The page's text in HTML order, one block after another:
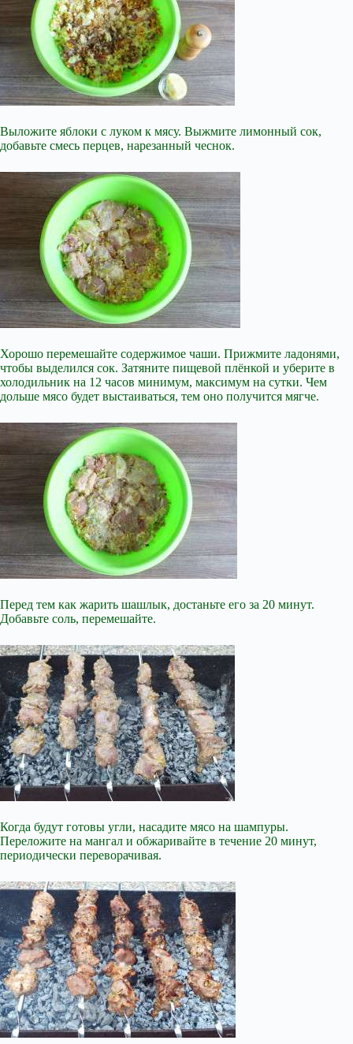
Выложите яблоки с луком к мясу. Выжмите лимонный сок,
добавьте смесь перцев, нарезанный чеснок.
Хорошо перемешайте содержимое чаши. Прижмите ладонями,
чтобы выделился сок. Затяните пищевой плёнкой и уберите в
холодильник на 12 часов минимум, максимум на сутки. Чем
дольше мясо будет выстаиваться, тем оно получится мягче.
Перед тем как жарить шашлык, достаньте его за 20 минут.
Добавьте соль, перемешайте.
Когда будут готовы угли, насадите мясо на шампуры.
Переложите на мангал и обжаривайте в течение 20 минут,
периодически переворачивая.